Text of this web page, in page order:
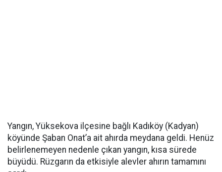
Yangın, Yüksekova ilçesine bağlı Kadıköy (Kadyan)
köyünde Şaban Onat’a ait ahırda meydana geldi. Henüz
belirlenemeyen nedenle çıkan yangın, kısa sürede
büyüdü. Rüzgarın da etkisiyle alevler ahırın tamamını